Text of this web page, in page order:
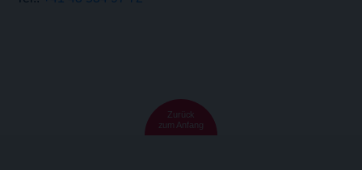
Zurück
zum Anfang